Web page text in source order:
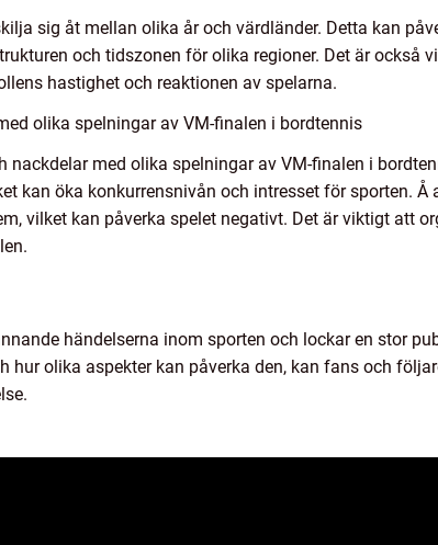
sig åt mellan olika år och värdländer. Detta kan
och tidszonen för olika regioner. Det är också
hastighet och reaktionen av spelarna.
olika spelningar av VM-finalen i bordtennis
nackdelar med olika spelningar av VM-finalen i
kan öka konkurrensnivån och intresset för sporten.
vilket kan påverka spelet negativt. Det är viktigt att
händelserna inom sporten och lockar en stor
hur olika aspekter kan påverka den, kan fans och